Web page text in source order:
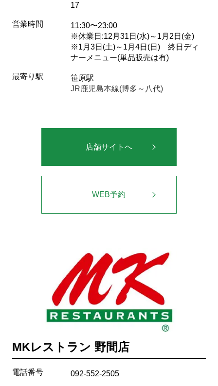
17
営業時間
11:30〜23:00
※休業日:12月31日(水)～1月2日(金)
※1月3日(土)～1月4日(日) 終日ディ
ナーメニュー(単品販売は有)
最寄り駅
笹原駅
JR鹿児島本線(博多～八代)
店舗サイトへ
WEB予約
MKレストラン 野間店
電話番号 092-552-2505